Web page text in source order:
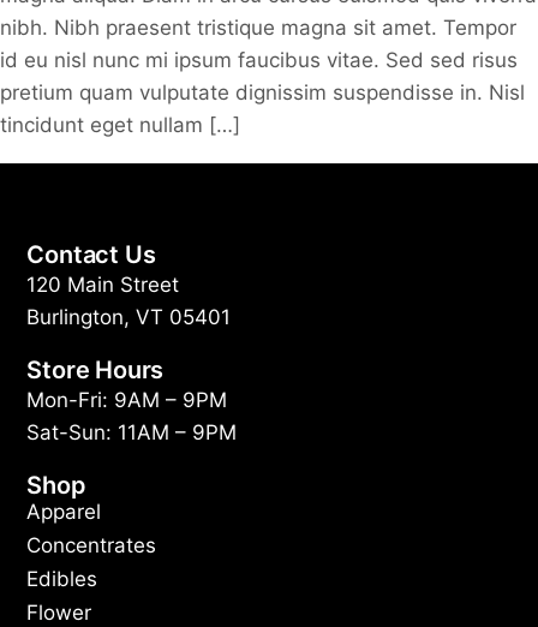
nibh. Nibh praesent tristique magna sit amet. Tempor
id eu nisl nunc mi ipsum faucibus vitae. Sed sed risus
pretium quam vulputate dignissim suspendisse in. Nisl
tincidunt eget nullam […]
Contact Us
120 Main Street
Burlington, VT 05401
Store Hours
Mon-Fri: 9AM – 9PM
Sat-Sun: 11AM – 9PM
Shop
Apparel
Concentrates
Edibles
Flower